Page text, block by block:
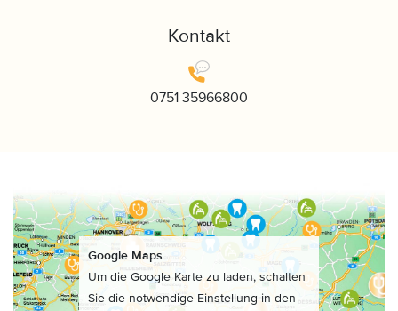
Kontakt
0751 35966800
Google Maps
Um die Google Karte zu laden, schalten
Sie die notwendige Einstellung in den